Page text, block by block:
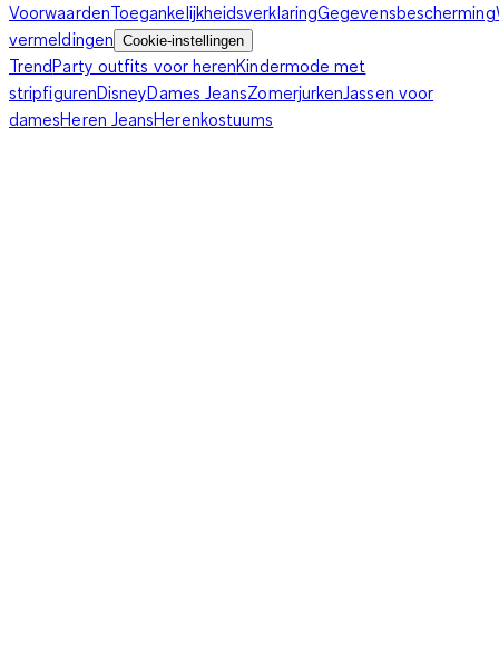
VoorwaardenToegankelijkheidsverklaringGegevensbescherming
vermeldingen Cookie-instellingen
TrendParty outfits voor herenKindermode met
stripfigurenDisneyDames JeansZomerjurkenJassen voor
damesHeren JeansHerenkostuums